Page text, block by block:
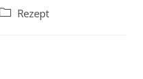
Rezept